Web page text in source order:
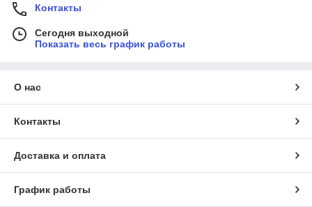
Контакты
Сегодня выходной
Показать весь график работы
О нас
Контакты
Доставка и оплата
График работы